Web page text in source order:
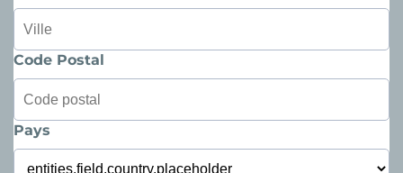
Code Postal
Pays